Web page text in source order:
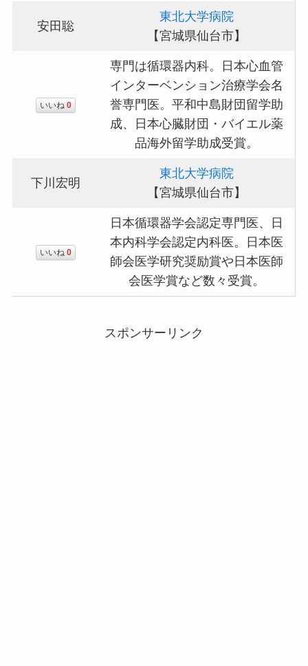
安田聡
東北大学病院
【宮城県仙台市】
いいね 0
専門は循環器内科。日本心血管
インターベンション治療学会名
誉専門医。平和中島財団留学助
成、日本心臓財団・バイエル薬
品海外留学助成受賞。
下川宏明
東北大学病院
【宮城県仙台市】
いいね 0
日本循環器学会認定専門医、日
本内科学会認定内科医。日本医
師会医学研究奨励賞や日本医師
会医学賞など数々受賞。
スポンサーリンク